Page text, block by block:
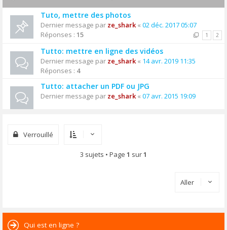
Tuto, mettre des photos
Dernier message par ze_shark« 02 déc. 2017 05:07
Réponses : 15 1 2
Tutto: mettre en ligne des vidéos
Dernier message par ze_shark« 14 avr. 2019 11:35
Réponses : 4
Tutto: attacher un PDF ou JPG
Dernier message par ze_shark« 07 avr. 2015 19:09
Verrouillé
3 sujets • Page 1 sur1
Aller
Qui est en ligne ?